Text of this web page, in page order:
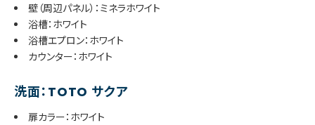
壁（周辺パネル）：ミネラホワイト
浴槽：ホワイト
浴槽エプロン：ホワイト
カウンター：ホワイト
洗面：TOTO サクア
扉カラー：ホワイト